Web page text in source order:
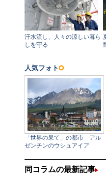
同コラムの最新記事